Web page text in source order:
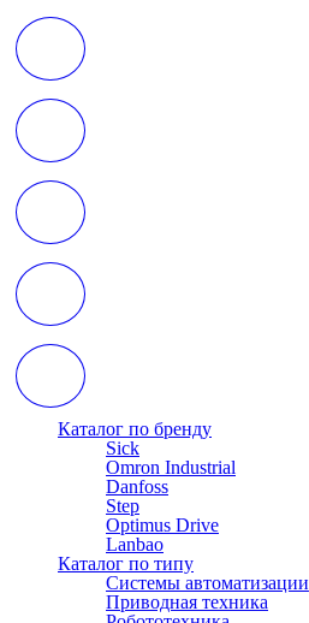
Каталог по бренду
Sick
Omron Industrial
Danfoss
Step
Optimus Drive
Lanbao
Каталог по типу
Системы автоматизации
Приводная техника